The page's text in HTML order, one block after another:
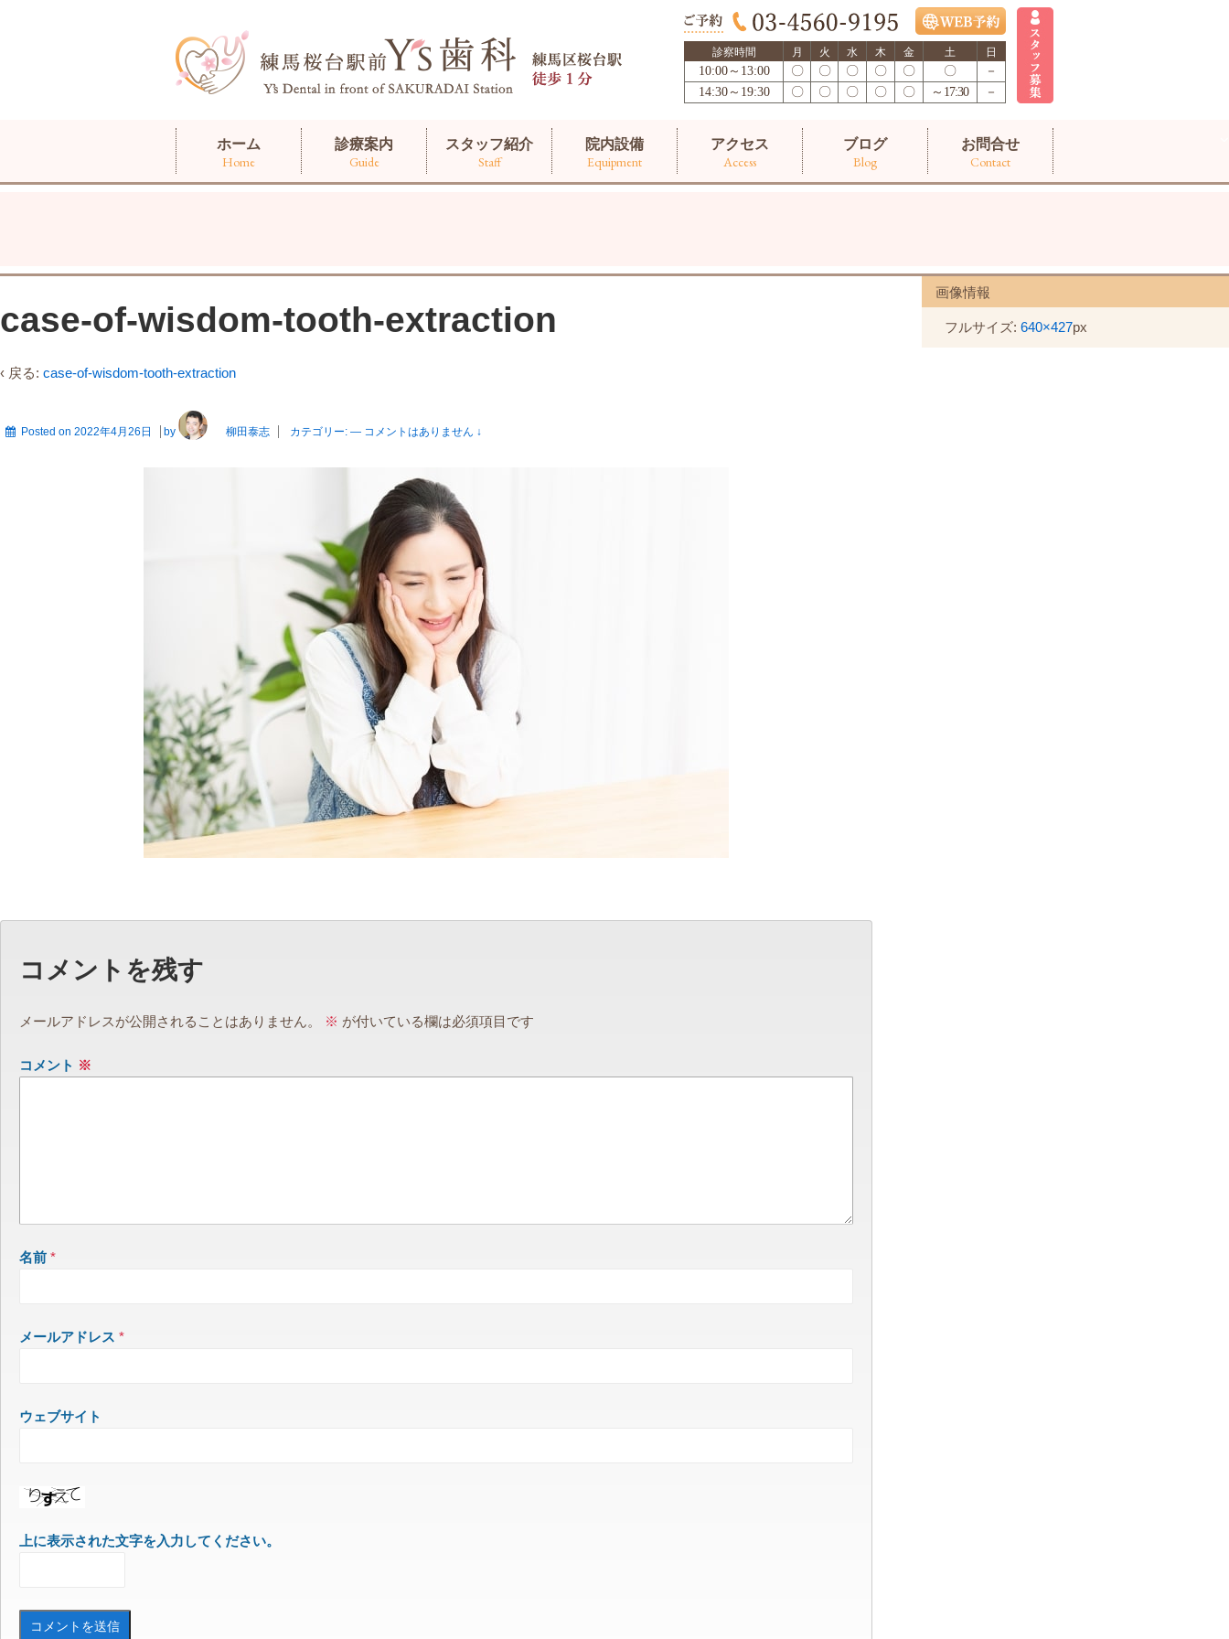
診察時間 月 火 水 木 金 土 日
10:00～13:00 〇 〇 〇 〇 〇 〇
－
14:30～19:30
〇 〇 〇 〇 〇 ～17:30 －
ホーム
Home
診療案内
Guide
スタッフ紹介
Staff
院内設備
Equipment
アクセス
Access
ブログ
Blog
お問合せ
Contact
case-of-wisdom-tooth-extraction
‹ 戻る: case-of-wisdom-tooth-extraction
Posted on 2022年4月26日 by 柳田泰志 カテゴリー: — コメントはありません ↓
コメントを残す
メールアドレスが公開されることはありません。 ※ が付いている欄は必須項目です
コメント ※
名前 *
メールアドレス *
ウェブサイト
上に表示された文字を入力してください。
画像情報
フルサイズ: 640×427px